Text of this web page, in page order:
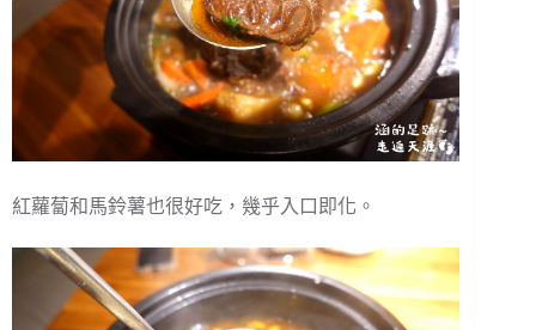
紅蘿蔔和馬鈴薯也很好吃，幾乎入口即化。